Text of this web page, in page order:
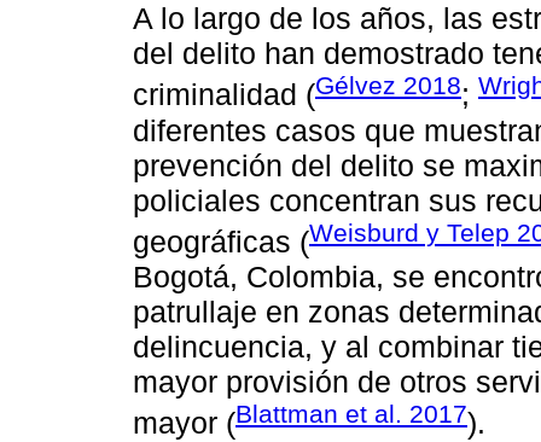
A lo largo de los años, las
del delito han demostrado
criminalidad (Gélvez 2018;
diferentes casos que
prevención del delito se
policiales concentran sus
geográficas (Weisburd y Telep
Bogotá, Colombia, se
patrullaje en zonas
delincuencia, y al combinar
mayor provisión de otros
mayor (Blattman et al. 2017).